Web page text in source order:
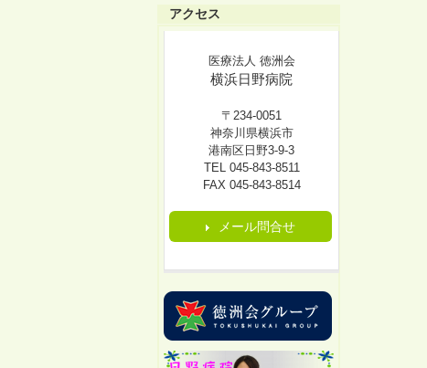
アクセス
医療法人 徳洲会
横浜日野病院
〒234-0051
神奈川県横浜市
港南区日野3-9-3
TEL 045-843-8511
FAX 045-843-8514
メール問合せ